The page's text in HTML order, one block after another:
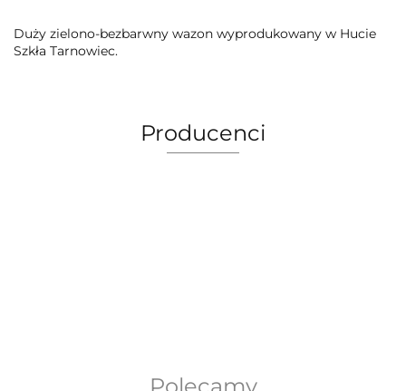
Duży zielono-bezbarwny wazon wyprodukowany w Hucie
Szkła Tarnowiec.
Producenci